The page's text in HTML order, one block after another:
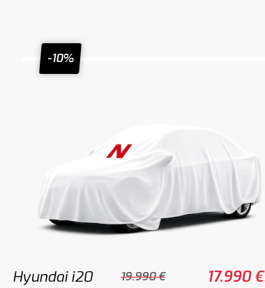
-10%
Hyundai i20 19.990 € 17.990 €